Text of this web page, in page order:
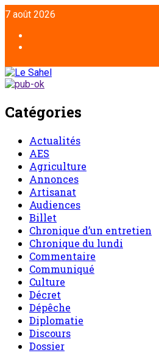
Aller
au
contenu
7 août 2026
Catégories
Actualités
AES
Agriculture
Annonces
Artisanat
Audiences
Billet
Chronique d’un entretien
Chronique du lundi
Commentaire
Communiqué
Culture
Décret
Dépêche
Diplomatie
Discours
Dossier